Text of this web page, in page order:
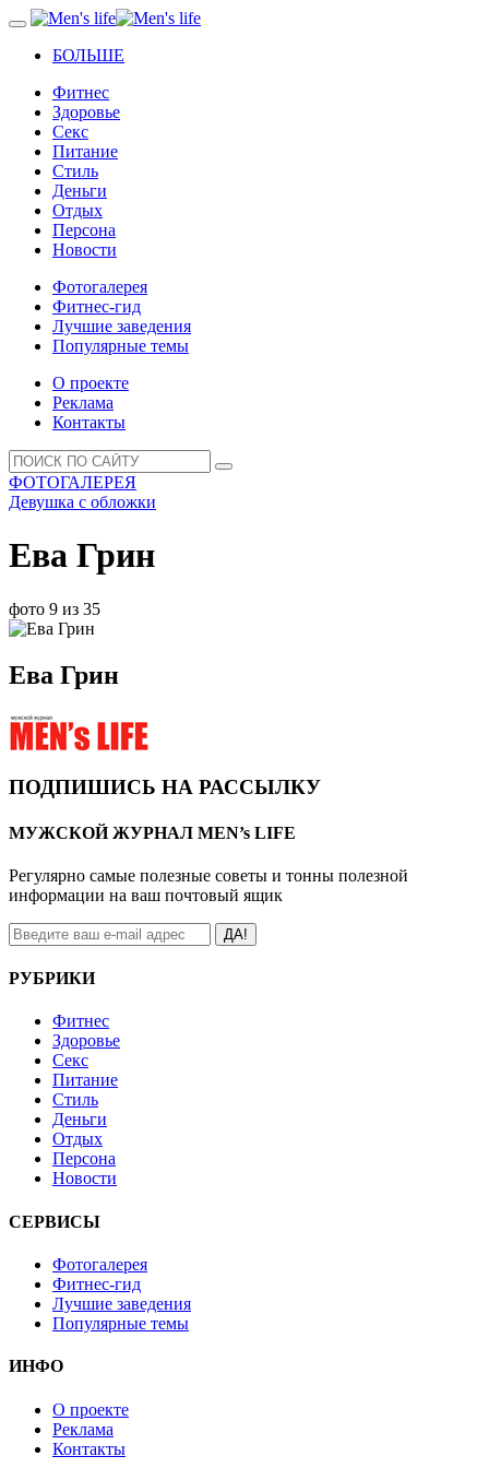
БОЛЬШЕ
Фитнес
Здоровье
Секс
Питание
Стиль
Деньги
Отдых
Персона
Новости
Фотогалерея
Фитнес-гид
Лучшие заведения
Популярные темы
О проекте
Реклама
Контакты
ФОТОГАЛЕРЕЯ
Девушка с обложки
Ева Грин
фото 9 из 35
Ева Грин
ПОДПИШИСЬ НА РАССЫЛКУ
МУЖСКОЙ ЖУРНАЛ MEN’s LIFE
Регулярно самые полезные советы и тонны полезной
информации на ваш почтовый ящик
ДА!
РУБРИКИ
Фитнес
Здоровье
Секс
Питание
Стиль
Деньги
Отдых
Персона
Новости
СЕРВИСЫ
Фотогалерея
Фитнес-гид
Лучшие заведения
Популярные темы
ИНФО
О проекте
Реклама
Контакты